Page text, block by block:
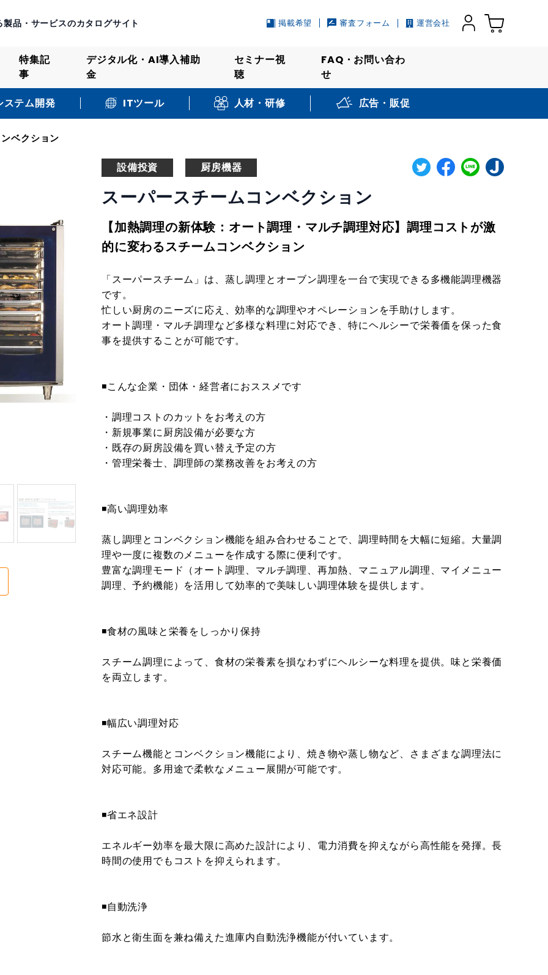
品・サービスのカタログサイト 掲載希望 審査フォーム 運営会社
特集記
事
デジタル化・AI導入補助
金
セミナー視
聴
FAQ・お問い合わ
せ
ステム開発 ITツール 人材・研修 広告・販促
ベクション
設備投資 厨房機器
スーパースチームコンベクション
【加熱調理の新体験：オート調理・マルチ調理対応】調理コストが激
的に変わるスチームコンベクション
「スーパースチーム」は、蒸し調理とオーブン調理を一台で実現できる多機能調理機器
です。
忙しい厨房のニーズに応え、効率的な調理やオペレーションを手助けします。
オート調理・マルチ調理など多様な料理に対応でき、特にヘルシーで栄養価を保った食
事を提供することが可能です。
◾️こんな企業・団体・経営者におススメです
・調理コストのカットをお考えの方
・新規事業に厨房設備が必要な方
・既存の厨房設備を買い替え予定の方
・管理栄養士、調理師の業務改善をお考えの方
◾️高い調理効率
蒸し調理とコンベクション機能を組み合わせることで、調理時間を大幅に短縮。大量調
理や一度に複数のメニューを作成する際に便利です。
豊富な調理モード（オート調理、マルチ調理、再加熱、マニュアル調理、マイメニュー
調理、予約機能）を活用して効率的で美味しい調理体験を提供します。
◾️食材の風味と栄養をしっかり保持
スチーム調理によって、食材の栄養素を損なわずにヘルシーな料理を提供。味と栄養価
を両立します。
◾️幅広い調理対応
スチーム機能とコンベクション機能により、焼き物や蒸し物など、さまざまな調理法に
対応可能。多用途で柔軟なメニュー展開が可能です。
◾️省エネ設計
エネルギー効率を最大限に高めた設計により、電力消費を抑えながら高性能を発揮。長
時間の使用でもコストを抑えられます。
◾️自動洗浄
節水と衛生面を兼ね備えた進庫内自動洗浄機能が付いています。